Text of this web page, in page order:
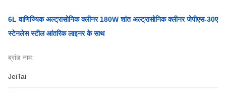
6L वाणिज्यिक अल्ट्रासोनिक क्लीनर 180W शांत अल्ट्रासोनिक क्लीनर जेपीएस-30ए
स्टेनलेस स्टील आंतरिक लाइनर के साथ
ब्रांड नाम:
JeiTai